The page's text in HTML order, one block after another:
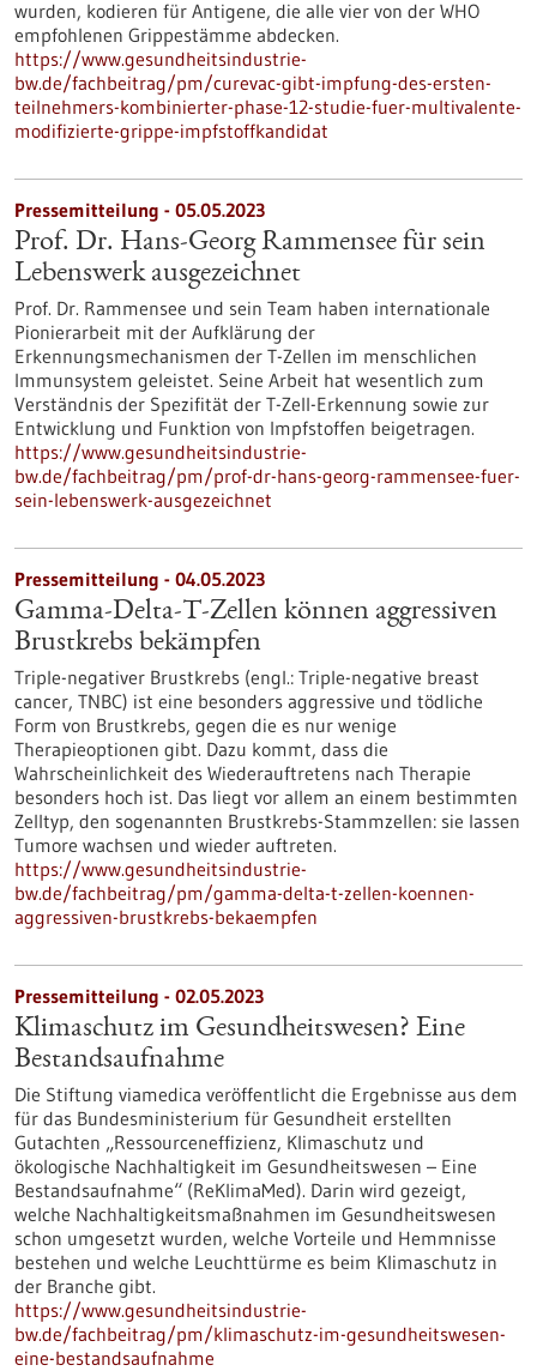
wurden, kodieren für Antigene, die alle vier von der WHO
empfohlenen Grippestämme abdecken.
https://www.gesundheitsindustrie-
bw.de/fachbeitrag/pm/curevac-gibt-impfung-des-ersten-
teilnehmers-kombinierter-phase-12-studie-fuer-multivalente-
modifizierte-grippe-impfstoffkandidat
Pressemitteilung - 05.05.2023
Prof. Dr. Hans-Georg Rammensee für sein
Lebenswerk ausgezeichnet
Prof. Dr. Rammensee und sein Team haben internationale
Pionierarbeit mit der Aufklärung der
Erkennungsmechanismen der T-Zellen im menschlichen
Immunsystem geleistet. Seine Arbeit hat wesentlich zum
Verständnis der Spezifität der T-Zell-Erkennung sowie zur
Entwicklung und Funktion von Impfstoffen beigetragen.
https://www.gesundheitsindustrie-
bw.de/fachbeitrag/pm/prof-dr-hans-georg-rammensee-fuer-
sein-lebenswerk-ausgezeichnet
Pressemitteilung - 04.05.2023
Gamma-Delta-T-Zellen können aggressiven
Brustkrebs bekämpfen
Triple-negativer Brustkrebs (engl.: Triple-negative breast
cancer, TNBC) ist eine besonders aggressive und tödliche
Form von Brustkrebs, gegen die es nur wenige
Therapieoptionen gibt. Dazu kommt, dass die
Wahrscheinlichkeit des Wiederauftretens nach Therapie
besonders hoch ist. Das liegt vor allem an einem bestimmten
Zelltyp, den sogenannten Brustkrebs-Stammzellen: sie lassen
Tumore wachsen und wieder auftreten.
https://www.gesundheitsindustrie-
bw.de/fachbeitrag/pm/gamma-delta-t-zellen-koennen-
aggressiven-brustkrebs-bekaempfen
Pressemitteilung - 02.05.2023
Klimaschutz im Gesundheitswesen? Eine
Bestandsaufnahme
Die Stiftung viamedica veröffentlicht die Ergebnisse aus dem
für das Bundesministerium für Gesundheit erstellten
Gutachten „Ressourceneffizienz, Klimaschutz und
ökologische Nachhaltigkeit im Gesundheitswesen – Eine
Bestandsaufnahme“ (ReKlimaMed). Darin wird gezeigt,
welche Nachhaltigkeitsmaßnahmen im Gesundheitswesen
schon umgesetzt wurden, welche Vorteile und Hemmnisse
bestehen und welche Leuchttürme es beim Klimaschutz in
der Branche gibt.
https://www.gesundheitsindustrie-
bw.de/fachbeitrag/pm/klimaschutz-im-gesundheitswesen-
eine-bestandsaufnahme